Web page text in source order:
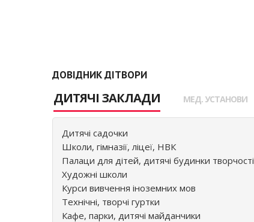
ДОВІДНИК ДІТВОРИ
ДИТЯЧІ ЗАКЛАДИ МЕД. УСТАНОВИ
Дитячі садочки
Школи, гімназії, ліцеї, НВК
Палаци для дітей, дитячі будинки творчості
Художні школи
Курси вивчення іноземних мов
Технічні, творчі гуртки
Кафе, парки, дитячі майданчики